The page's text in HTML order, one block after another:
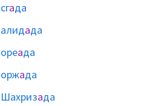
сгада
алидада
ореада
оржада
Шахризада